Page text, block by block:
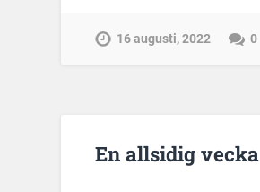
16 augusti, 2022 0
En allsidig vecka